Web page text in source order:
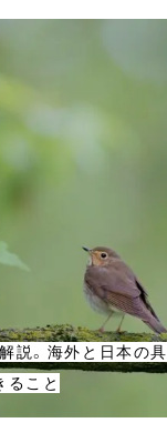
説。海外と日本の具
ること